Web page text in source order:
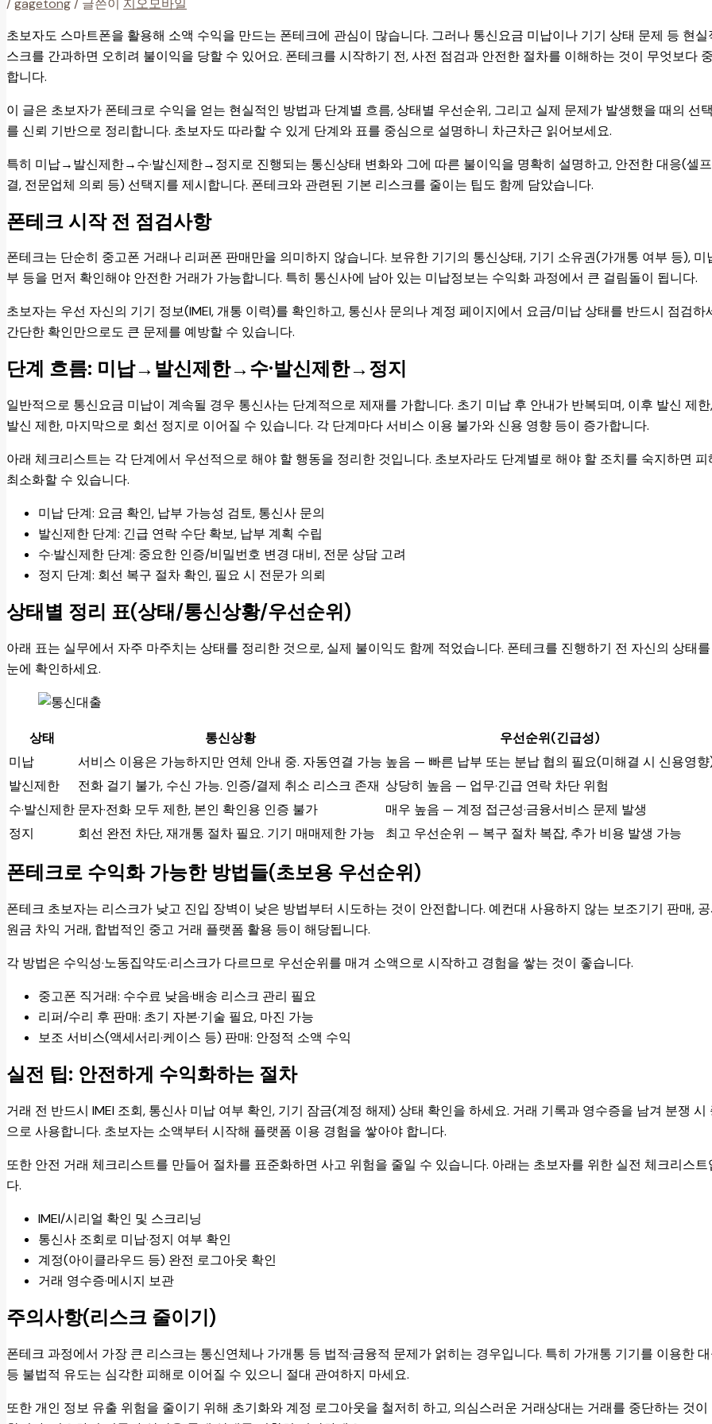
초보자도 스마트폰을 활용해 소액 수익을 만드는 폰테크에 관심이 많습니다. 그러나 통신요금 미납이나 기기 상태 문제 등 현실
스크를 간과하면 오히려 불이익을 당할 수 있어요. 폰테크를 시작하기 전, 사전 점검과 안전한 절차를 이해하는 것이 무엇보다
합니다.
이 글은 초보자가 폰테크로 수익을 얻는 현실적인 방법과 단계별 흐름, 상태별 우선순위, 그리고 실제 문제가 발생했을 때의 선
를 신뢰 기반으로 정리합니다. 초보자도 따라할 수 있게 단계와 표를 중심으로 설명하니 차근차근 읽어보세요.
특히 미납→발신제한→수·발신제한→정지로 진행되는 통신상태 변화와 그에 따른 불이익을 명확히 설명하고, 안전한 대응(셀
결, 전문업체 의뢰 등) 선택지를 제시합니다. 폰테크와 관련된 기본 리스크를 줄이는 팁도 함께 담았습니다.
폰테크 시작 전 점검사항
폰테크는 단순히 중고폰 거래나 리퍼폰 판매만을 의미하지 않습니다. 보유한 기기의 통신상태, 기기 소유권(가개통 여부 등), 미
부 등을 먼저 확인해야 안전한 거래가 가능합니다. 특히 통신사에 남아 있는 미납정보는 수익화 과정에서 큰 걸림돌이 됩니다.
초보자는 우선 자신의 기기 정보(IMEI, 개통 이력)를 확인하고, 통신사 문의나 계정 페이지에서 요금/미납 상태를 반드시 점검하
간단한 확인만으로도 큰 문제를 예방할 수 있습니다.
단계 흐름: 미납→발신제한→수·발신제한→정지
일반적으로 통신요금 미납이 계속될 경우 통신사는 단계적으로 제재를 가합니다. 초기 미납 후 안내가 반복되며, 이후 발신 제한,
발신 제한, 마지막으로 회선 정지로 이어질 수 있습니다. 각 단계마다 서비스 이용 불가와 신용 영향 등이 증가합니다.
아래 체크리스트는 각 단계에서 우선적으로 해야 할 행동을 정리한 것입니다. 초보자라도 단계별로 해야 할 조치를 숙지하면 피
최소화할 수 있습니다.
미납 단계: 요금 확인, 납부 가능성 검토, 통신사 문의
발신제한 단계: 긴급 연락 수단 확보, 납부 계획 수립
수·발신제한 단계: 중요한 인증/비밀번호 변경 대비, 전문 상담 고려
정지 단계: 회선 복구 절차 확인, 필요 시 전문가 의뢰
상태별 정리 표(상태/통신상황/우선순위)
아래 표는 실무에서 자주 마주치는 상태를 정리한 것으로, 실제 불이익도 함께 적었습니다. 폰테크를 진행하기 전 자신의 상태
눈에 확인하세요.
상태 통신상황
우선순위(긴급성)
미납
서비스 이용은 가능하지만 연체 안내 중. 자동연결 가능 높음 — 빠른 납부 또는 분납 협의 필요(미해결 시 신용영향
발신제한
전화 걸기 불가, 수신 가능. 인증/결제 취소 리스크 존재 상당히 높음 — 업무·긴급 연락 차단 위험
수·발신제한 문자·전화 모두 제한, 본인 확인용 인증 불가
매우 높음 — 계정 접근성·금융서비스 문제 발생
정지
회선 완전 차단, 재개통 절차 필요. 기기 매매제한 가능 최고 우선순위 — 복구 절차 복잡, 추가 비용 발생 가능
폰테크로 수익화 가능한 방법들(초보용 우선순위)
폰테크 초보자는 리스크가 낮고 진입 장벽이 낮은 방법부터 시도하는 것이 안전합니다. 예컨대 사용하지 않는 보조기기 판매,
원금 차익 거래, 합법적인 중고 거래 플랫폼 활용 등이 해당됩니다.
각 방법은 수익성·노동집약도·리스크가 다르므로 우선순위를 매겨 소액으로 시작하고 경험을 쌓는 것이 좋습니다.
중고폰 직거래: 수수료 낮음·배송 리스크 관리 필요
리퍼/수리 후 판매: 초기 자본·기술 필요, 마진 가능
보조 서비스(액세서리·케이스 등) 판매: 안정적 소액 수익
실전 팁: 안전하게 수익화하는 절차
거래 전 반드시 IMEI 조회, 통신사 미납 여부 확인, 기기 잠금(계정 해제) 상태 확인을 하세요. 거래 기록과 영수증을 남겨 분쟁 시
으로 사용합니다. 초보자는 소액부터 시작해 플랫폼 이용 경험을 쌓아야 합니다.
또한 안전 거래 체크리스트를 만들어 절차를 표준화하면 사고 위험을 줄일 수 있습니다. 아래는 초보자를 위한 실전 체크리스트
다.
IMEI/시리얼 확인 및 스크리닝
통신사 조회로 미납·정지 여부 확인
계정(아이클라우드 등) 완전 로그아웃 확인
거래 영수증·메시지 보관
주의사항(리스크 줄이기)
폰테크 과정에서 가장 큰 리스크는 통신연체나 가개통 등 법적·금융적 문제가 얽히는 경우입니다. 특히 가개통 기기를 이용한
등 불법적 유도는 심각한 피해로 이어질 수 있으니 절대 관여하지 마세요.
또한 개인 정보 유출 위험을 줄이기 위해 초기화와 계정 로그아웃을 철저히 하고, 의심스러운 거래상대는 거래를 중단하는 것이